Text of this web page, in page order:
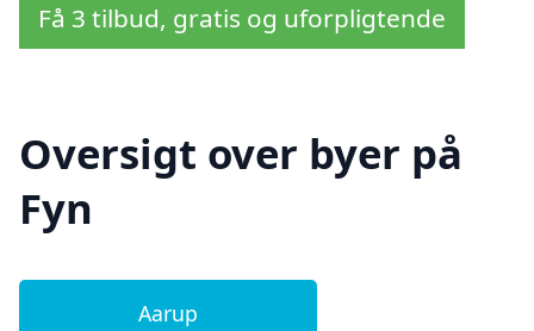
Få 3 tilbud, gratis og uforpligtende
Oversigt over byer på
Fyn
Aarup